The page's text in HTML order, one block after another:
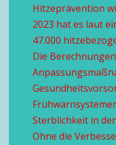
Hitzeprävention
2023 hat es laut
47.000
Die
Sterblichkeit in
Ohne die